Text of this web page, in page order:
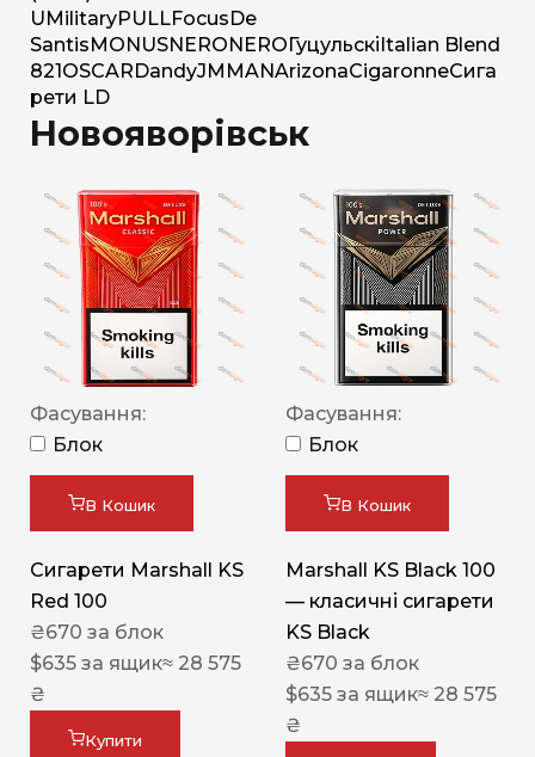
U MilitaryPULLFocus De
Santis MONUSNERO NERO Гуцульскі Italian Blend
821 OSCAR DandyJM MANArizonaCigaronneСига
рети LD
Новояворівськ
Фасування:
Блок
В Кошик
Сигарети Marshall KS
Red 100
₴670 за блок
$635 за ящик≈ 28 575
₴
Купити
Фасування:
Блок
В Кошик
Marshall KS Black 100
— класичні сигарети
KS Black
₴670 за блок
$635 за ящик≈ 28 575
₴